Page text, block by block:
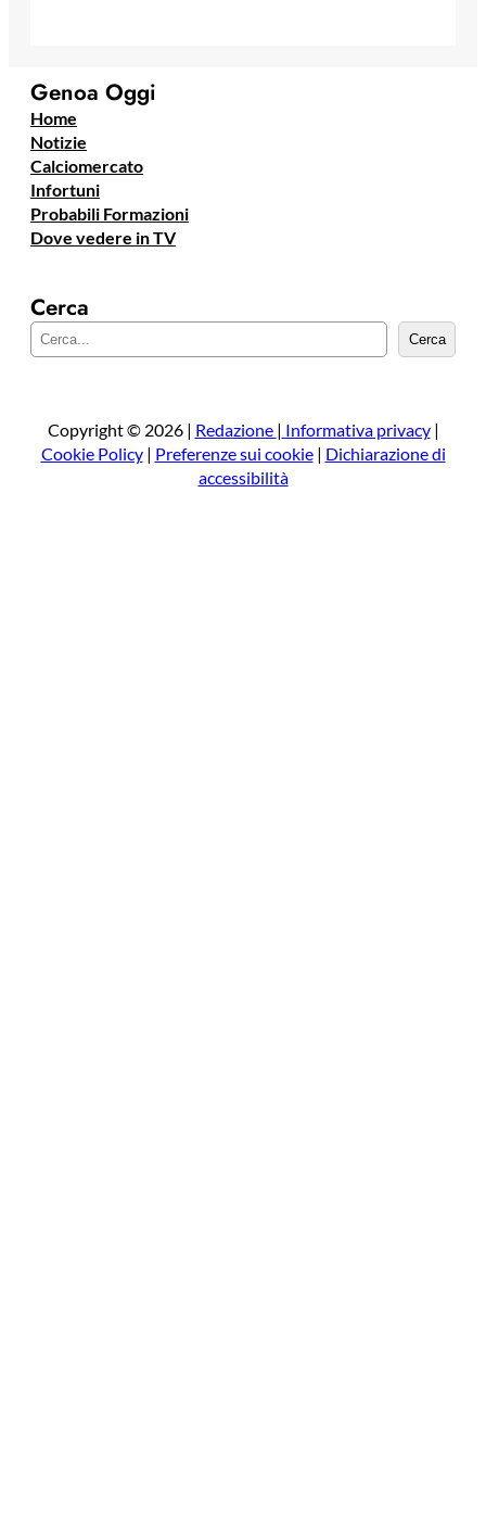
Genoa Oggi
Home
Notizie
Calciomercato
Infortuni
Probabili Formazioni
Dove vedere in TV
Cerca
e
a
Cerca
Copyright © 2026 | Redazione | Informativa privacy|
Cookie Policy| Preferenze sui cookie| Dichiarazione di
accessibilità